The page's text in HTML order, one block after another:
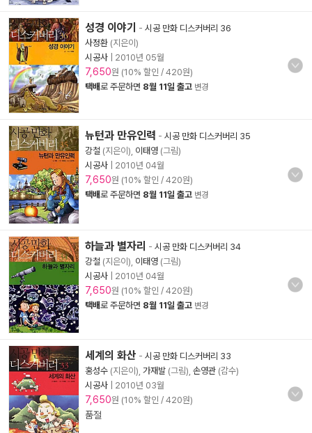
성경 이야기 - 시공 만화 디스커버리 36
사정환 (지은이)
시공사
2010년 05월
7,650원 (10% 할인 / 420원)
택배로 주문하면 8월 11일 출고 변경
뉴턴과 만유인력 - 시공 만화 디스커버리 35
강철 (지은이), 이태영 (그림)
시공사
2010년 04월
7,650원 (10% 할인 / 420원)
택배로 주문하면 8월 11일 출고 변경
하늘과 별자리 - 시공 만화 디스커버리 34
강철 (지은이), 이태영 (그림)
시공사
2010년 04월
7,650원 (10% 할인 / 420원)
택배로 주문하면 8월 11일 출고 변경
세계의 화산 - 시공 만화 디스커버리 33
홍성수 (지은이), 가재발 (그림), 손영관 (감수)
시공사
2010년 03월
7,650원 (10% 할인 / 420원)
품절